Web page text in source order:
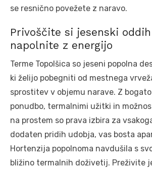
se resnično povežete z naravo.
Privoščite si jesenski
napolnite z energijo
Terme Topolšica so jeseni popolna
ki želijo pobegniti od mestnega
sprostitev v objemu narave. Z
ponudbo, termalnimi užitki in
na prostem so prava izbira za
dodaten pridih udobja, vas bosta
Hortenzija popolnoma navdušila s
bližino termalnih doživetij. Preživite